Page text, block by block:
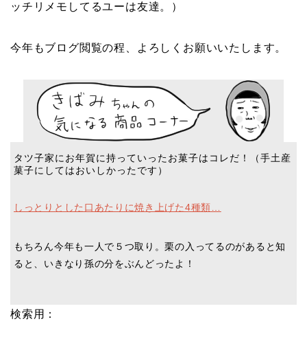
ッチリメモしてるユーは友達。）
今年もブログ閲覧の程、よろしくお願いいたします。
タツ子家にお年賀に持っていったお菓子はコレだ！（手土産
菓子にしてはおいしかったです）
しっとりとした口あたりに焼き上げた4種類…
もちろん今年も一人で５つ取り。栗の入ってるのがあると知
ると、いきなり孫の分をぶんどったよ！
検索用：